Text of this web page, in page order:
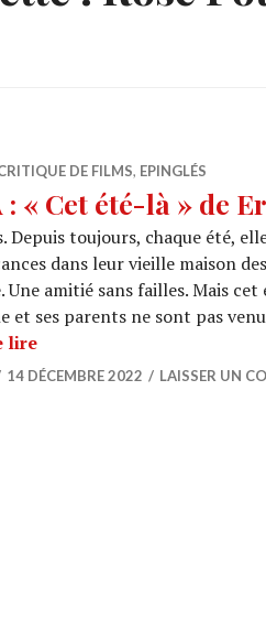
DE FILMS, EPINGLÉS
: « Cet été-là » de
Depuis toujours, chaque été,
dans leur vieille maison
Une amitié sans failles. Mais
et ses parents ne sont pas
lireCINEMA : « Cet été-là » de
14 DÉCEMBRE 2022 LAISSER UN